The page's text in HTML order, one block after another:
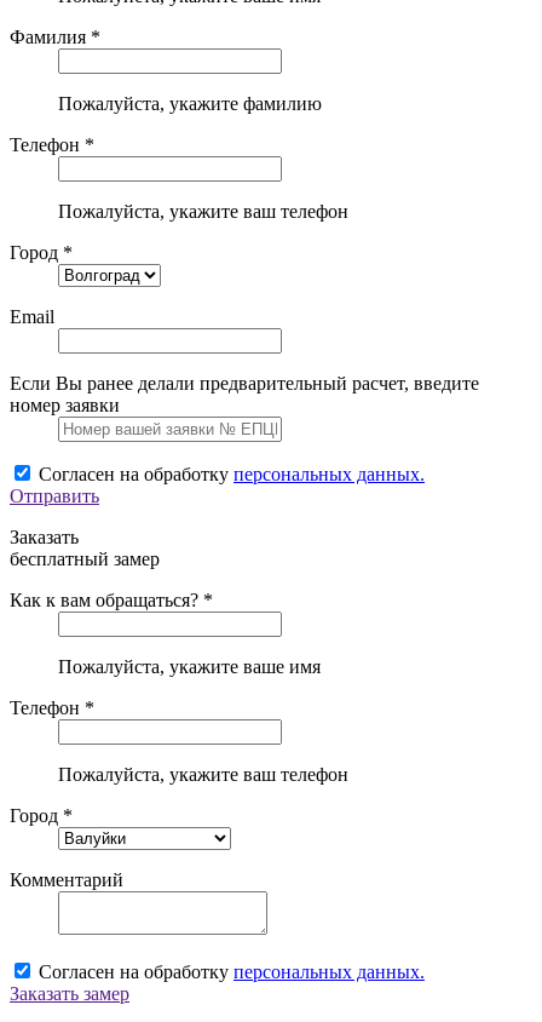
Фамилия *
Пожалуйста, укажите фамилию
Телефон *
Пожалуйста, укажите ваш телефон
Город *
Email
Если Вы ранее делали предварительный расчет, введите
номер заявки
Согласен на обработку персональных данных.
Отправить
Заказать
бесплатный замер
Как к вам обращаться? *
Пожалуйста, укажите ваше имя
Телефон *
Пожалуйста, укажите ваш телефон
Город *
Комментарий
Согласен на обработку персональных данных.
Заказать замер